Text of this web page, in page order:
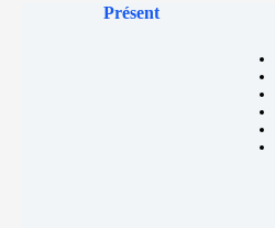
Présent